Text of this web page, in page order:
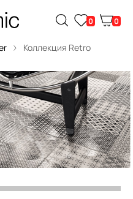
0 0
Коллекция Retro